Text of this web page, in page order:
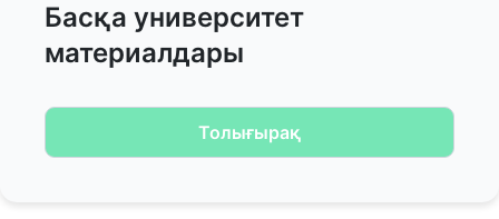
Басқа университет
материалдары
Толығырақ